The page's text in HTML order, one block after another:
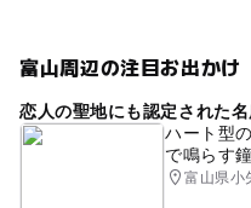
富山周辺の注目お出かけ
恋人の聖地にも認定された
ハート型
で鳴らす
富山県小